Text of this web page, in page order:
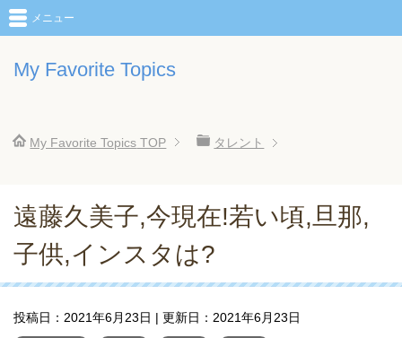
My Favorite Topics
メニュー
My Favorite Topics TOP タレント
遠藤久美子,今現在!若い頃,旦那,
子供,インスタは?
投稿日： 2021年6月23日 | 更新日： 2021年6月23日